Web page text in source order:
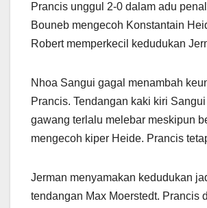
Prancis unggul 2-0 dalam adu
Bouneb mengecoh Konstantain
Robert memperkecil kedudukan
Nhoa Sangui gagal menambah
Prancis. Tendangan kaki kiri
gawang terlalu melebar meskipun
mengecoh kiper Heide. Prancis
Jerman menyamakan kedudukan
tendangan Max Moerstedt. Prancis